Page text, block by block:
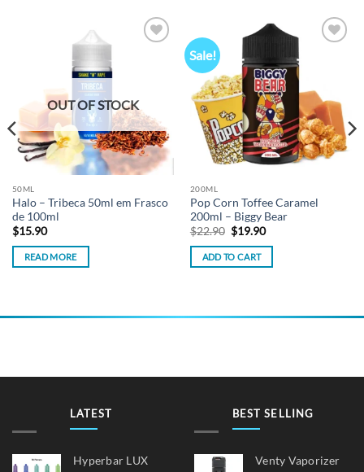
OUT OF STOCK
50ML
Halo – Tribeca 50ml em Frasco
de 100ml
$15.90
READ MORE
Sale!
200ML
Pop Corn Toffee Caramel
200ml – Biggy Bear
$22.90 Original
price
was:
$22.90.
$19.90Current
is:
ADD TO CART
LATEST
Hyperbar LUX
BEST SELLING
Venty Vaporizer